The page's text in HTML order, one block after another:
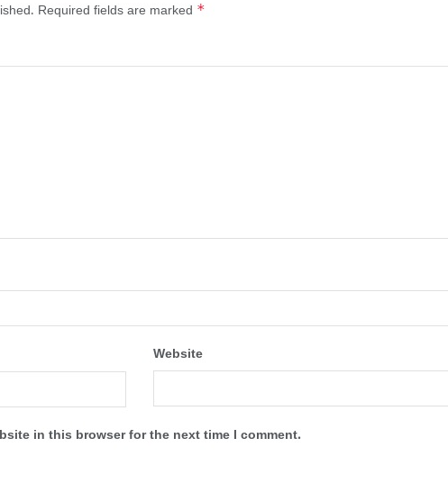
Required fields are marked *
Website
in this browser for the next time I comment.